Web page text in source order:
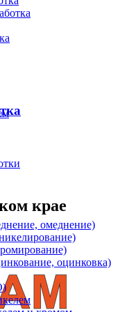
омеднение)
оцинковка)
крае